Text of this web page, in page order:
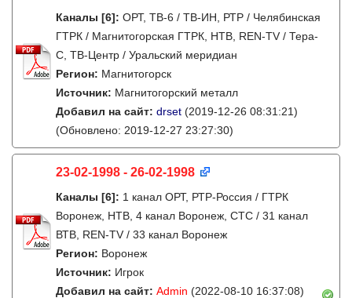
Каналы [6]: ОРТ, ТВ-6 / ТВ-ИН, РТР / Челябинская
ГТРК / Магнитогорская ГТРК, НТВ, REN-TV / Тера-
С, ТВ-Центр / Уральский меридиан
Регион: Магнитогорск
Источник: Магнитогорский металл
Добавил на сайт: drset (2019-12-26 08:31:21)
(Обновлено: 2019-12-27 23:27:30)
23-02-1998 - 26-02-1998
Каналы [6]: 1 канал ОРТ, РТР-Россия / ГТРК
Воронеж, НТВ, 4 канал Воронеж, СТС / 31 канал
ВТВ, REN-TV / 33 канал Воронеж
Регион: Воронеж
Источник: Игрок
Добавил на сайт: Admin (2022-08-10 16:37:08)